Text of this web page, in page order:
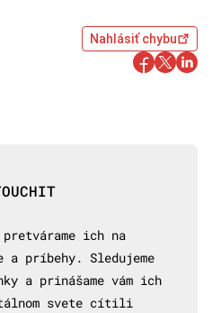
Nahlásiť chybu
ich na
a príbehy. Sledujeme
a prinášame vám ich
svete cítili